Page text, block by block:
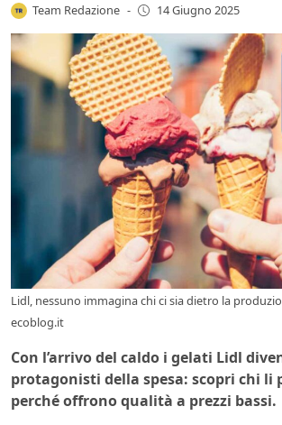
Team Redazione - 14 Giugno 2025
Lidl, nessuno immagina chi ci sia dietro la
ecoblog.it
Con l’arrivo del caldo i gelati Lidl
protagonisti della spesa: scopri chi li
perché offrono qualità a prezzi bassi.